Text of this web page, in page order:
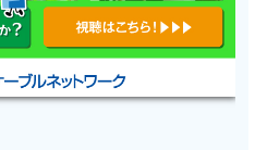
年3月2日
ビ